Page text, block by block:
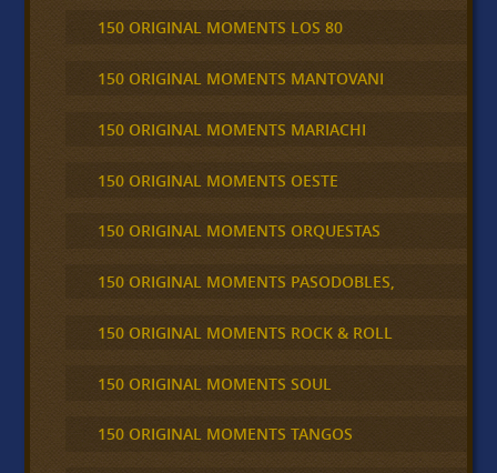
150 ORIGINAL MOMENTS LOS 80
150 ORIGINAL MOMENTS MANTOVANI
150 ORIGINAL MOMENTS MARIACHI
150 ORIGINAL MOMENTS OESTE
150 ORIGINAL MOMENTS ORQUESTAS
150 ORIGINAL MOMENTS PASODOBLES,
150 ORIGINAL MOMENTS ROCK & ROLL
150 ORIGINAL MOMENTS SOUL
150 ORIGINAL MOMENTS TANGOS